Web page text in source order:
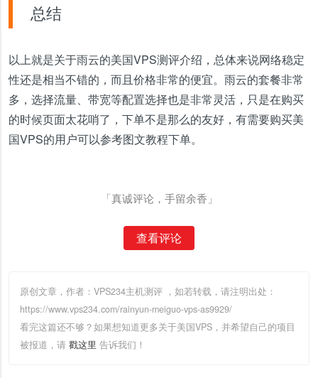
总结
以上就是关于雨云的美国VPS测评介绍，总体来说网络稳定
性还是相当不错的，而且价格非常的便宜。雨云的套餐非常
多，选择流量、带宽等配置选择也是非常灵活，只是在购买
的时候页面太花哨了，下单不是那么的友好，有需要购买美
国VPS的用户可以参考图文教程下单。
「真诚评论，手留余香」
查看评论
原创文章，作者：VPS234主机测评 ，如若转载，请注明出处：
https://www.vps234.com/rainyun-meiguo-vps-as9929/
看完这篇还不够？如果想知道更多关于美国VPS，并希望自己的项目
被报道，请 戳这里 告诉我们！